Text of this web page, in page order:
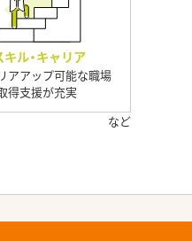
キル・キャリア
アアップ可能な職場
得支援が充実